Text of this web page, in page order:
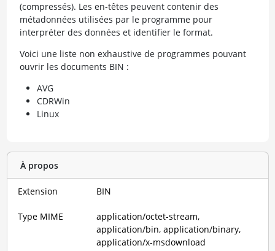
(compressés). Les en-têtes peuvent contenir des
métadonnées utilisées par le programme pour
interpréter des données et identifier le format.
Voici une liste non exhaustive de programmes pouvant
ouvrir les documents BIN :
AVG
CDRWin
Linux
À propos
Extension BIN
Type MIME
application/octet-stream,
application/bin, application/binary,
application/x-msdownload